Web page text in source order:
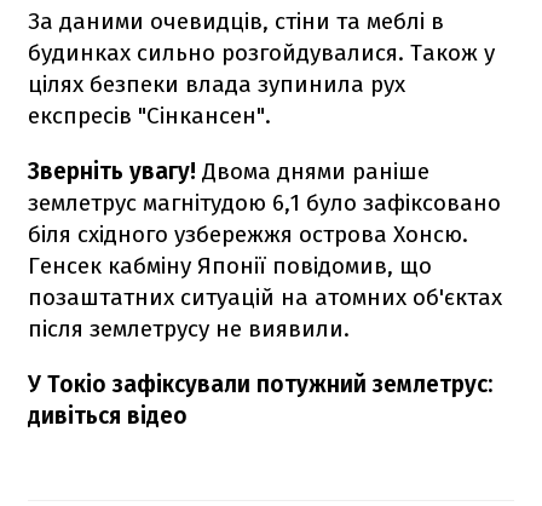
За даними очевидців, стіни та меблі в
будинках сильно розгойдувалися. Також у
цілях безпеки влада зупинила рух
експресів "Сінкансен".
Зверніть увагу! Двома днями раніше
землетрус магнітудою 6,1 було зафіксовано
біля східного узбережжя острова Хонсю.
Генсек кабміну Японії повідомив, що
позаштатних ситуацій на атомних об'єктах
після землетрусу не виявили.
У Токіо зафіксували потужний землетрус:
дивіться відео